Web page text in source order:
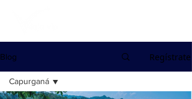
Blog Regístrate
Capurganá